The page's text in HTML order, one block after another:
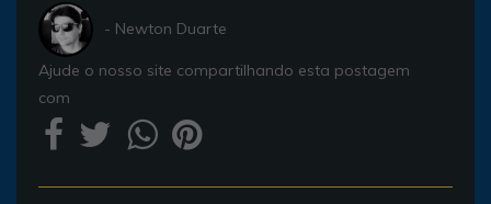
- Newton Duarte
Ajude o nosso site compartilhando esta postagem
com